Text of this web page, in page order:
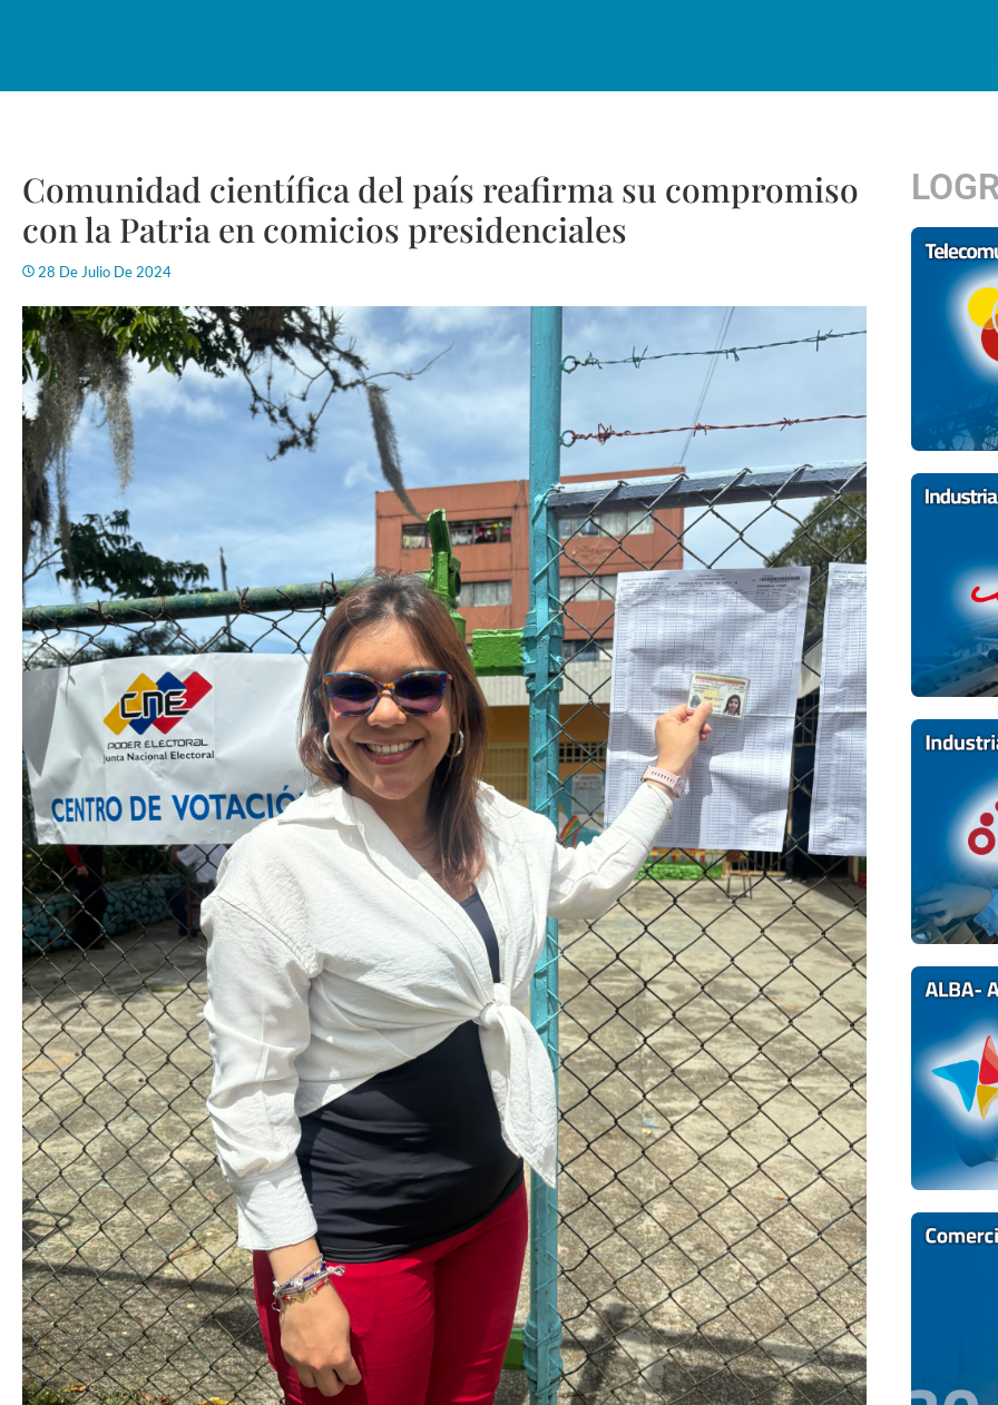
Comunidad científica del país reafirma su compromiso
con la Patria en comicios presidenciales
28 De Julio De 2024